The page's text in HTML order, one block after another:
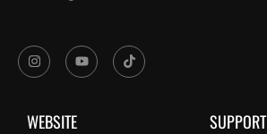
WEBSITE SUPPORT